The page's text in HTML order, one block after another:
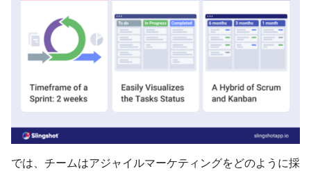
では、チームはアジャイルマーケティングをどのように採